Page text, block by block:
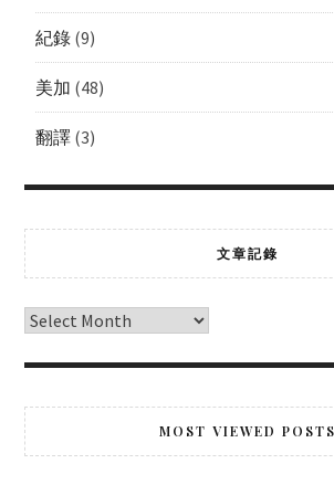
紀錄(9)
美加 (48)
翻譯(3)
文章記錄
MOST VIEWED POSTS